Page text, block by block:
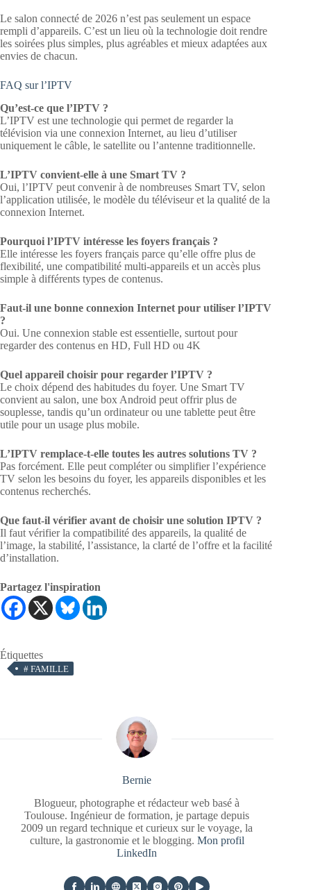
Le salon connecté de 2026 n’est pas seulement un espace
rempli d’appareils. C’est un lieu où la technologie doit rendre
les soirées plus simples, plus agréables et mieux adaptées aux
envies de chacun.
FAQ sur l’IPTV
Qu’est-ce que l’IPTV ?
L’IPTV est une technologie qui permet de regarder la
télévision via une connexion Internet, au lieu d’utiliser
uniquement le câble, le satellite ou l’antenne traditionnelle.
L’IPTV convient-elle à une Smart TV ?
Oui, l’IPTV peut convenir à de nombreuses Smart TV, selon
l’application utilisée, le modèle du téléviseur et la qualité de la
connexion Internet.
Pourquoi l’IPTV intéresse les foyers français ?
Elle intéresse les foyers français parce qu’elle offre plus de
flexibilité, une compatibilité multi-appareils et un accès plus
simple à différents types de contenus.
Faut-il une bonne connexion Internet pour utiliser l’IPTV
?
Oui. Une connexion stable est essentielle, surtout pour
regarder des contenus en HD, Full HD ou 4K
Quel appareil choisir pour regarder l’IPTV ?
Le choix dépend des habitudes du foyer. Une Smart TV
convient au salon, une box Android peut offrir plus de
souplesse, tandis qu’un ordinateur ou une tablette peut être
utile pour un usage plus mobile.
L’IPTV remplace-t-elle toutes les autres solutions TV ?
Pas forcément. Elle peut compléter ou simplifier l’expérience
TV selon les besoins du foyer, les appareils disponibles et les
contenus recherchés.
Que faut-il vérifier avant de choisir une solution IPTV ?
Il faut vérifier la compatibilité des appareils, la qualité de
l’image, la stabilité, l’assistance, la clarté de l’offre et la facilité
d’installation.
Partagez l'inspiration
Étiquettes
# FAMILLE
Bernie
Blogueur, photographe et rédacteur web basé à
Toulouse. Ingénieur de formation, je partage depuis
2009 un regard technique et curieux sur le voyage, la
culture, la gastronomie et le blogging. Mon profil
LinkedIn